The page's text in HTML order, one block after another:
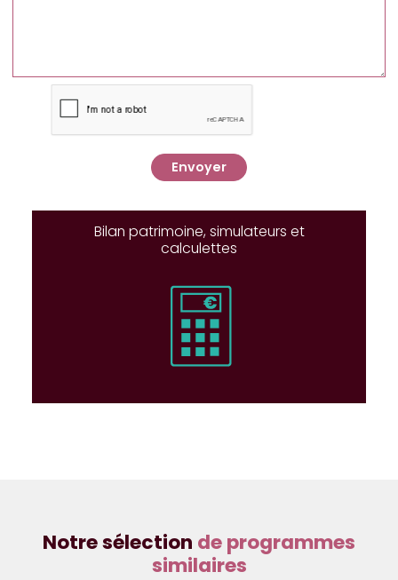
Envoyer
Bilan patrimoine, simulateurs et
calculettes
Notre sélection de programmes
similaires